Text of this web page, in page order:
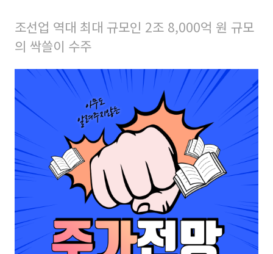
조선업 역대 최대 규모인 2조 8,000억 원 규모
의 싹쓸이 수주